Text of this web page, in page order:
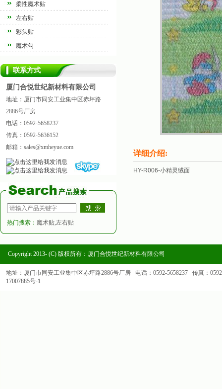
柔性魔术贴
左右贴
彩头贴
魔术勾
联系方式
厦门合悦世纪新材料有限公司
地址：厦门市同安工业集中区赤坪路
2886号厂房
电话：0592-5658237
传真：0592-5636152
邮箱：sales@xmheyue.com
热门搜索： 魔术贴,左右贴
详细介绍:
HY-R006-小精灵绒面
Copyright 2013- (C) 版权所有：厦门合悦世纪新材料有限公司
地址：厦门市同安工业集中区赤坪路2886号厂房 电话：0592-5658237 传真：
17007885号-1